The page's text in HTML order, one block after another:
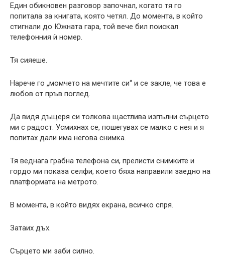
Един обикновен разговор започнал, когато тя го
попитала за книгата, която четял. До момента, в който
стигнали до Южната гара, той вече бил поискал
телефонния ѝ номер.
Тя сияеше.
Нарече го „момчето на мечтите си“ и се закле, че това е
любов от пръв поглед.
Да видя дъщеря си толкова щастлива изпълни сърцето
ми с радост. Усмихнах се, пошегувах се малко с нея и я
попитах дали има негова снимка.
Тя веднага грабна телефона си, прелисти снимките и
гордо ми показа селфи, което бяха направили заедно на
платформата на метрото.
В момента, в който видях екрана, всичко спря.
Затаих дъх.
Сърцето ми заби силно.